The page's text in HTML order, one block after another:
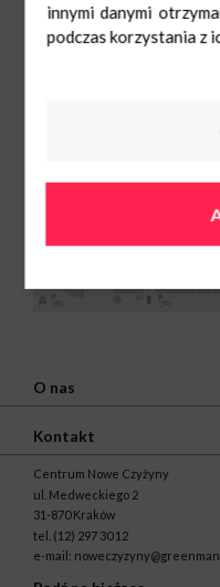
O nas
Kontakt
Centrum Nowe Czyżyny
ul. Medweckiego 2
31-870 Kraków
tel. (12) 297 30 12
e-mail:
innymi danymi
podczas korzystania z